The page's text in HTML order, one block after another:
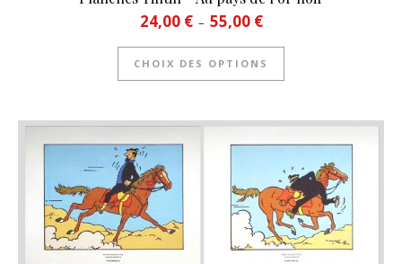
24,00 € – 55,00 €Plage de prix : 24,00 € à
CHOIX DES OPTIONS